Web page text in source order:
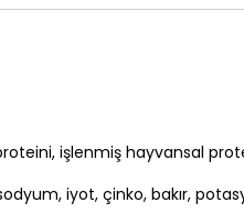
işlenmiş hayvansal
sodyum, iyot, çinko, bakır,